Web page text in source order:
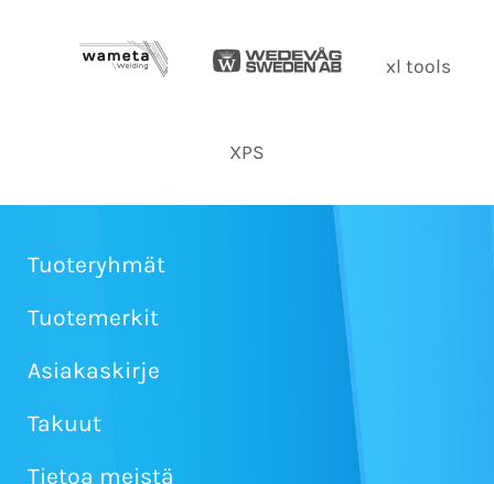
xl tools
XPS
Tuoteryhmät
Tuotemerkit
Asiakaskirje
Takuut
Tietoa meistä